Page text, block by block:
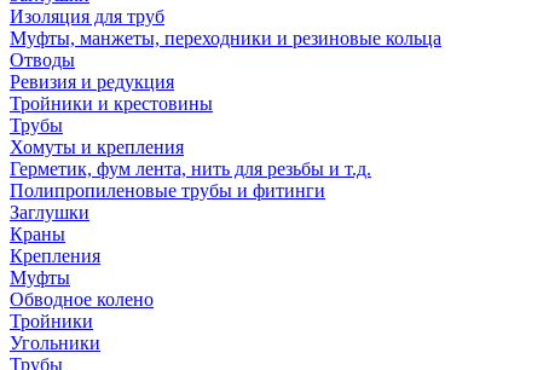
Изоляция для труб
Муфты, манжеты, переходники и резиновые кольца
Отводы
Ревизия и редукция
Тройники и крестовины
Трубы
Хомуты и крепления
Герметик, фум лента, нить для резьбы и т.д.
Полипропиленовые трубы и фитинги
Заглушки
Краны
Крепления
Муфты
Обводное колено
Тройники
Угольники
Трубы